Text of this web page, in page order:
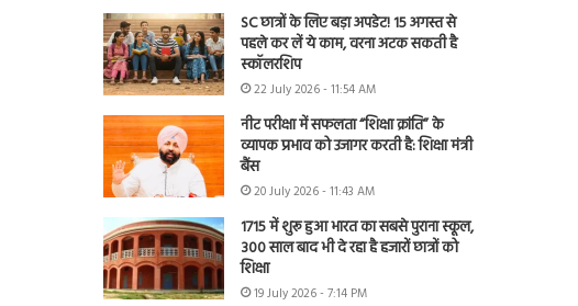
SC छात्रों के लिए बड़ा अपडेट! 15 अगस्त से
पहले कर लें ये काम, वरना अटक सकती है
स्कॉलरशिप
22 July 2026 - 11:54 AM
नीट परीक्षा में सफलता “शिक्षा क्रांति” के
व्यापक प्रभाव को उजागर करती है: शिक्षा मंत्री
बैंस
20 July 2026 - 11:43 AM
1715 में शुरू हुआ भारत का सबसे पुराना स्कूल,
300 साल बाद भी दे रहा है हजारों छात्रों को
शिक्षा
19 July 2026 - 7:14 PM